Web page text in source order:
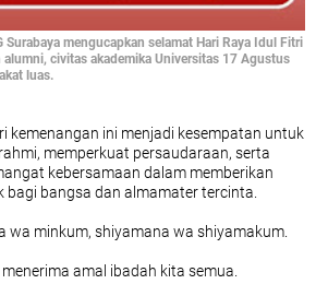
Surabaya mengucapkan selamat Hari Raya Idul Fitri
civitas akademika Universitas 17 Agustus
luas.
kemenangan ini menjadi kesempatan untuk
memperkuat persaudaraan, serta
kebersamaan dalam memberikan
bagi bangsa dan almamater tercinta.
wa minkum, shiyamana wa shiyamakum.
amal ibadah kita semua.